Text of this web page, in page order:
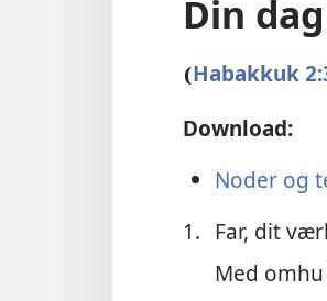
Din
(Habakkuk
Download:
Noder og
1. Far, dit
Med